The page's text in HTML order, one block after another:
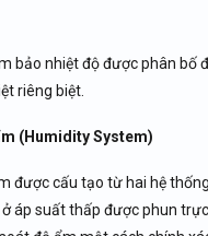
bảo nhiệt độ được phân
riêng biệt.
(Humidity System)
được cấu tạo từ hai hệ
áp suất thấp được phun